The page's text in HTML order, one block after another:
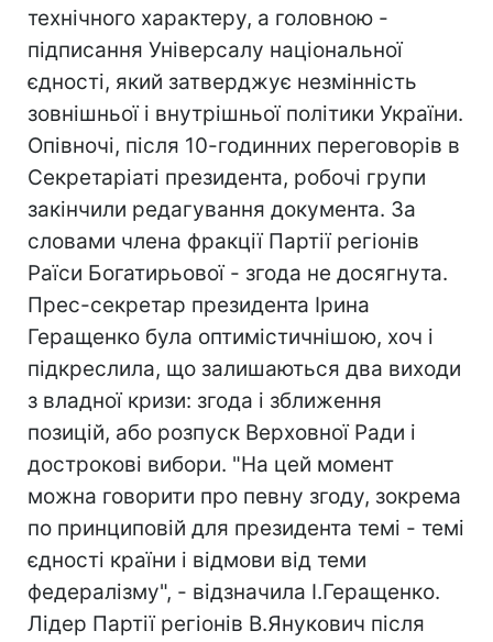
технічного характеру, а головною -
підписання Універсалу національної
єдності, який затверджує незмінність
зовнішньої і внутрішньої політики України.
Опівночі, після 10-годинних переговорів в
Секретаріаті президента, робочі групи
закінчили редагування документа. За
словами члена фракції Партії регіонів
Раїси Богатирьової - згода не досягнута.
Прес-секретар президента Ірина
Геращенко була оптимістичнішою, хоч і
підкреслила, що залишаються два виходи
з владної кризи: згода і зближення
позицій, або розпуск Верховної Ради і
дострокові вибори. "На цей момент
можна говорити про певну згоду, зокрема
по принциповій для президента темі - темі
єдності країни і відмови від теми
федералізму", - відзначила І.Геращенко.
Лідер Партії регіонів В.Янукович після